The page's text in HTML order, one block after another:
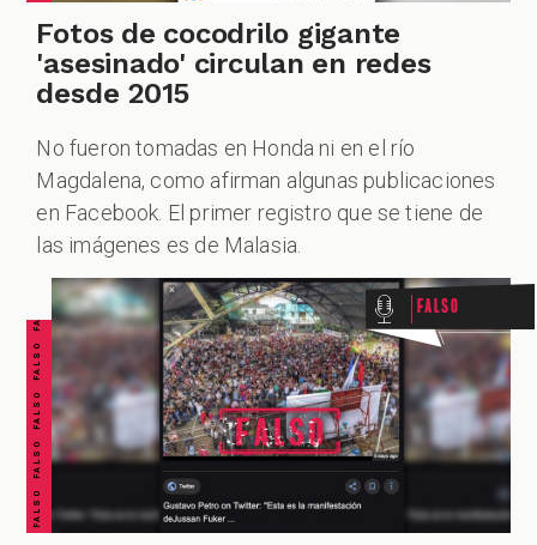
Fotos de cocodrilo gigante
'asesinado' circulan en redes
desde 2015
No fueron tomadas en Honda ni en el río
Magdalena, como afirman algunas publicaciones
en Facebook. El primer registro que se tiene de
las imágenes es de Malasia.
FALSO FALSO FALSO FALSO FALSO FALSO FALSO Falso